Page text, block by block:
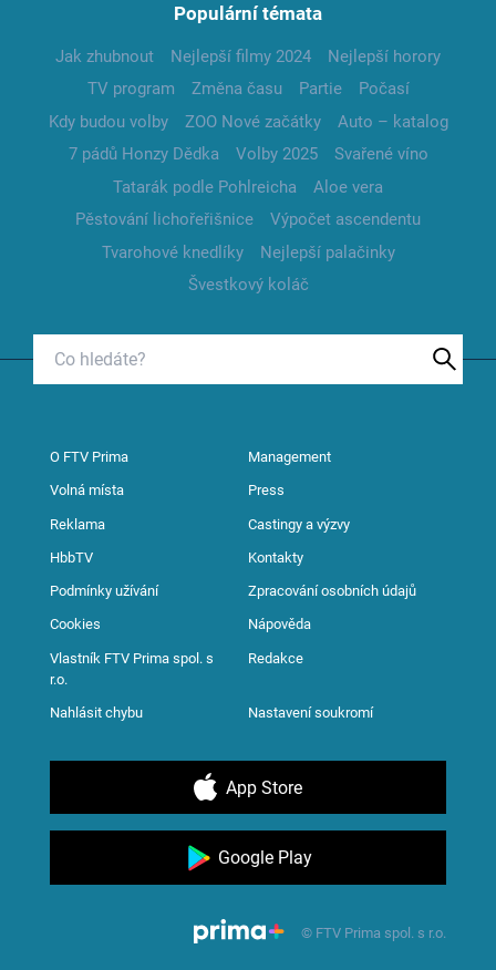
Populární témata
Jak zhubnout Nejlepší filmy 2024
Nejlepší horory
TV program
Změna času Partie
Počasí
Kdy budou volby
ZOO Nové začátky
Auto – katalog
7 pádů Honzy Dědka
Volby 2025
Svařené víno
Tatarák podle Pohlreicha
Aloe vera
Pěstování lichořeřišnice
Výpočet ascendentu
Tvarohové knedlíky
Nejlepší palačinky
Švestkový koláč
O FTV Prima Management
Volná místa Press
Reklama Castingy a výzvy
HbbTV Kontakty
Podmínky užívání Zpracování osobních údajů
Cookies Nápověda
Vlastník FTV Prima spol. s
r.o.
Redakce
Nahlásit chybu Nastavení soukromí
App Store
Google Play
© FTV Prima spol. s r.o.